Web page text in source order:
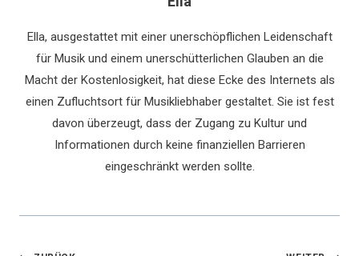
Ella, ausgestattet mit einer unerschöpflichen Leidenschaft
für Musik und einem unerschütterlichen Glauben an die
Macht der Kostenlosigkeit, hat diese Ecke des Internets als
einen Zufluchtsort für Musikliebhaber gestaltet. Sie ist fest
davon überzeugt, dass der Zugang zu Kultur und
Informationen durch keine finanziellen Barrieren
eingeschränkt werden sollte.